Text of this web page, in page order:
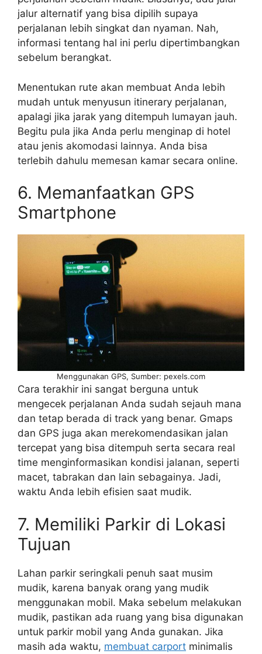
jalur alternatif yang bisa dipilih supaya
perjalanan lebih singkat dan nyaman. Nah,
informasi tentang hal ini perlu dipertimbangkan
sebelum berangkat.
Menentukan rute akan membuat Anda lebih
mudah untuk menyusun itinerary perjalanan,
apalagi jika jarak yang ditempuh lumayan jauh.
Begitu pula jika Anda perlu menginap di hotel
atau jenis akomodasi lainnya. Anda bisa
terlebih dahulu memesan kamar secara online.
6. Memanfaatkan GPS
Smartphone
Menggunakan GPS, Sumber: pexels.com
Cara terakhir ini sangat berguna untuk
mengecek perjalanan Anda sudah sejauh mana
dan tetap berada di track yang benar. Gmaps
dan GPS juga akan merekomendasikan jalan
tercepat yang bisa ditempuh serta secara real
time menginformasikan kondisi jalanan, seperti
macet, tabrakan dan lain sebagainya. Jadi,
waktu Anda lebih efisien saat mudik.
7. Memiliki Parkir di Lokasi
Tujuan
Lahan parkir seringkali penuh saat musim
mudik, karena banyak orang yang mudik
menggunakan mobil. Maka sebelum melakukan
mudik, pastikan ada ruang yang bisa digunakan
untuk parkir mobil yang Anda gunakan. Jika
masih ada waktu, membuat carport minimalis